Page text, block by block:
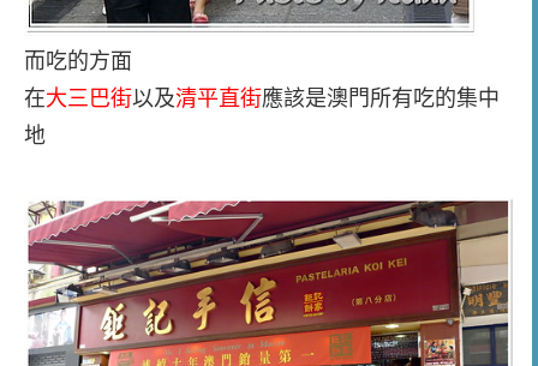
而吃的方面
在大三巴街以及清平直街應該是澳門所有吃的集中
地